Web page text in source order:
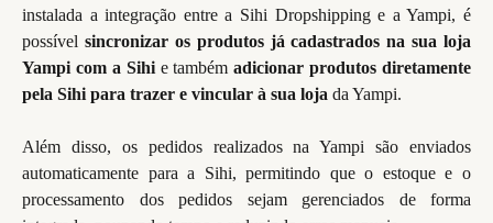
instalada a integração entre a Sihi Dropshipping e a Yampi, é
possível sincronizar os produtos já cadastrados na sua loja
Yampi com a Sihie tambémadicionar produtos diretamente
pela Sihi para trazer e vincular à sua loja da Yampi.
Além disso, os pedidos realizados na Yampi são enviados
automaticamente para a Sihi, permitindo que o estoque e o
processamento dos pedidos sejam gerenciados de forma